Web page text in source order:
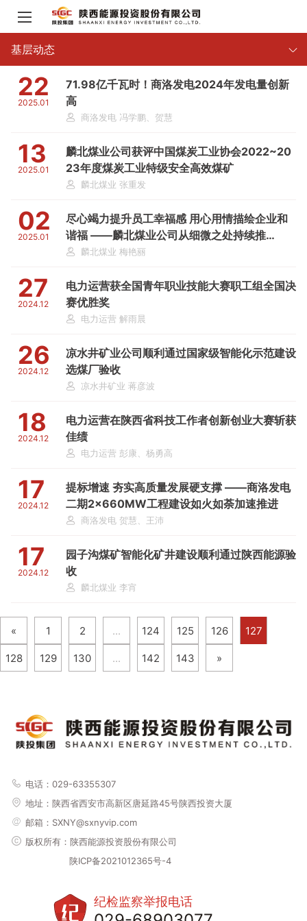
基层动态
22
2025.01
71.98亿千瓦时！商洛发电2024年发电量创新
高
商洛发电 冯学鹏、贺慧
13
2025.01
麟北煤业公司获评中国煤炭工业协会2022~20
23年度煤炭工业特级安全高效煤矿
麟北煤业 张重发
02
2025.01
尽心竭力提升员工幸福感 用心用情描绘企业和
谐福 ——麟北煤业公司从细微之处持续推
进“福”文化落地
麟北煤业 梅艳丽
27
2024.12
电力运营获全国青年职业技能大赛职工组全国决
赛优胜奖
电力运营 解雨晨
26
2024.12
凉水井矿业公司顺利通过国家级智能化示范建设
选煤厂验收
凉水井矿业 蒋彦波
18
2024.12
电力运营在陕西省科技工作者创新创业大赛斩获
佳绩
电力运营 彭康、杨勇高
17
2024.12
提标增速 夯实高质量发展硬支撑 ——商洛发电
二期2×660MW工程建设如火如荼加速推进
商洛发电 贺慧、王沛
17
2024.12
园子沟煤矿智能化矿井建设顺利通过陕西能源验
收
麟北煤业 李宵
« 1 2 ... 124 125 126 127
128 129 130 ... 142 143 »
电话：029-63355307
地址： 陕西省西安市高新区唐延路45号陕西投资大厦
邮箱：SXNY@sxnyvip.com
版权所有：陕西能源投资股份有限公司
陕ICP备2021012365号-4
纪检监察举报电话